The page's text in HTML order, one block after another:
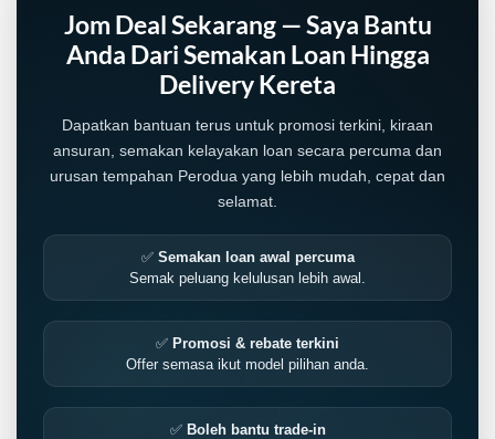
Jom Deal Sekarang — Saya Bantu
Anda Dari Semakan Loan Hingga
Delivery Kereta
Dapatkan bantuan terus untuk promosi terkini, kiraan
ansuran, semakan kelayakan loan secara percuma dan
urusan tempahan Perodua yang lebih mudah, cepat dan
selamat.
✅ Semakan loan awal percuma
Semak peluang kelulusan lebih awal.
✅ Promosi & rebate terkini
Offer semasa ikut model pilihan anda.
✅ Boleh bantu trade-in